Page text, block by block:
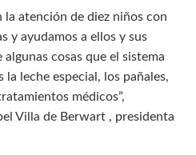
atención de diez niños con
y ayudamos a ellos y sus
cosas que el sistema
la leche especial, los pañales,
médicos”,
Villa de Berwart , presidenta